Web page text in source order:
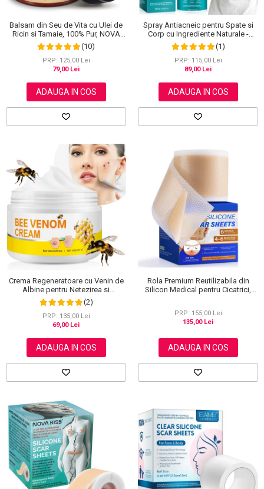
Balsam din Seu de Vita cu Ulei de
Ricin si Tamaie, 100% Pur, NOVA
KISS®, 120 g(10)
PRP: 125,00 Lei
79,00 Lei
ADAUGA IN COS
Spray Antiacneic pentru Spate si
Corp cu Ingrediente Naturale -
Reduce Cosurile si Excesul de
Sebum, 120 ml
(1)
PRP: 115,00 Lei
89,00 Lei
ADAUGA IN COS
Crema Regeneratoare cu Venin de
Albine pentru Netezirea si
Reinoirea Pielii, 100 g
(2)
PRP: 135,00 Lei
69,00 Lei
ADAUGA IN COS
Rola Premium Reutilizabila din
Silicon Medical pentru Cicatrici,
PRP: 155,00 Lei
135,00 Lei
ADAUGA IN COS